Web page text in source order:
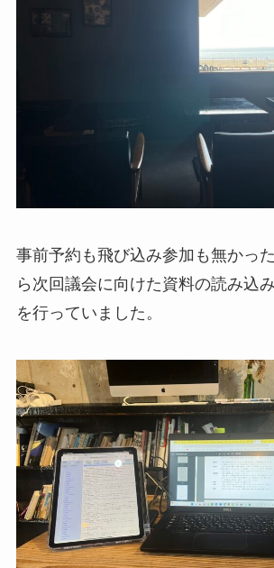
事前予約も飛び込み参加も無かっ
ら次回議会に向けた資料の読み込
を行っていました。